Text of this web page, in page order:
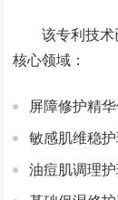
该专利技
核心领域：
屏障修护精
敏感肌维稳
油痘肌调理